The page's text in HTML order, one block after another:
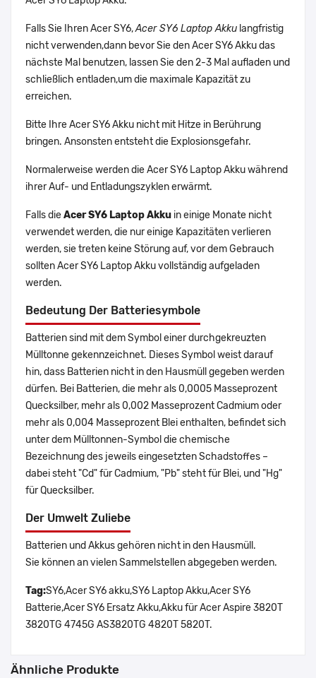
Falls Sie Ihren Acer SY6,Acer SY6 Laptop Akku langfristig
nicht verwenden,dann bevor Sie den Acer SY6 Akku das
nächste Mal benutzen, lassen Sie den 2-3 Mal aufladen und
schließlich entladen,um die maximale Kapazität zu
erreichen.
Bitte Ihre Acer SY6 Akku nicht mit Hitze in Berührung
bringen. Ansonsten entsteht die Explosionsgefahr.
Normalerweise werden die Acer SY6 Laptop Akku während
ihrer Auf- und Entladungszyklen erwärmt.
Falls dieAcer SY6 Laptop Akku in einige Monate nicht
verwendet werden, die nur einige Kapazitäten verlieren
werden, sie treten keine Störung auf, vor dem Gebrauch
sollten Acer SY6 Laptop Akku vollständig aufgeladen
werden.
Bedeutung Der Batteriesymbole
Batterien sind mit dem Symbol einer durchgekreuzten
Mülltonne gekennzeichnet. Dieses Symbol weist darauf
hin, dass Batterien nicht in den Hausmüll gegeben werden
dürfen. Bei Batterien, die mehr als 0,0005 Masseprozent
Quecksilber, mehr als 0,002 Masseprozent Cadmium oder
mehr als 0,004 Masseprozent Blei enthalten, befindet sich
unter dem Mülltonnen-Symbol die chemische
Bezeichnung des jeweils eingesetzten Schadstoffes –
dabei steht "Cd" für Cadmium, "Pb" steht für Blei, und "Hg"
für Quecksilber.
Der Umwelt Zuliebe
Batterien und Akkus gehören nicht in den Hausmüll.
Sie können an vielen Sammelstellen abgegeben werden.
Tag:SY6,Acer SY6 akku,SY6 Laptop Akku,Acer SY6
Batterie,Acer SY6 Ersatz Akku,Akku für Acer Aspire 3820T
3820TG 4745G AS3820TG 4820T 5820T.
Ähnliche Produkte